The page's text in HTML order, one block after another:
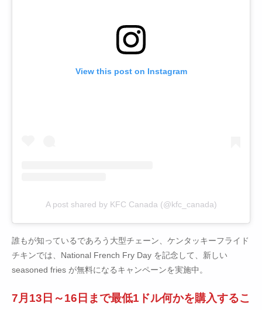
View this post on Instagram
A post shared by KFC Canada (@kfc_canada)
誰もが知っているであろう大型チェーン、ケンタッキーフライド
チキンでは、National French Fry Day を記念して、新しい
seasoned fries が無料になるキャンペーンを実施中。
7月13日～16日まで最低1ドル何かを購入するこ